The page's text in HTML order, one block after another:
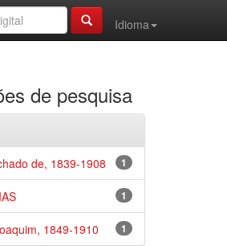
Idioma
de pesquisa
1
de, 1839-1908
1
1
1849-1910